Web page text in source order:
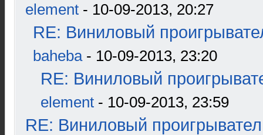
element - 10-09-2013, 20:27
RE: Виниловый
baheba- 10-09-2013, 23:20
RE: Виниловый
element - 10-09-2013, 23:59
RE: Виниловый